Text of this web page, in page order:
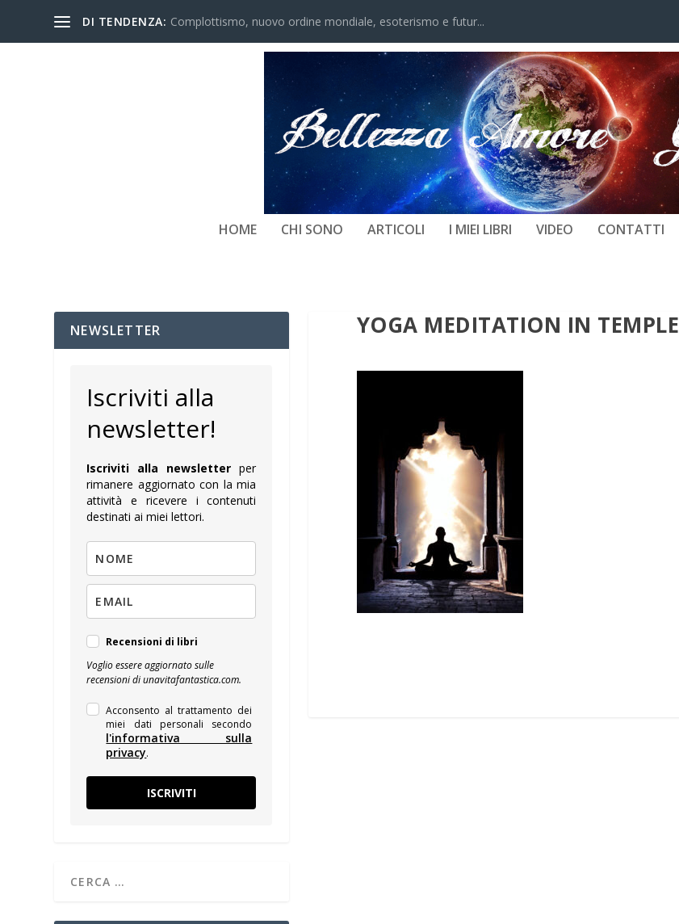
DI TENDENZA: Complottismo, nuovo ordine mondiale, esoterismo e futur...
HOME CHI SONO ARTICOLI I MIEI LIBRI VIDEO CONTATTI
YOGA MEDITATION IN TEMPLE
NEWSLETTER
Iscriviti alla
newsletter!
Iscriviti alla newsletter per
rimanere aggiornato con la mia
attività e ricevere i contenuti
destinati ai miei lettori.
Recensioni di libri
Voglio essere aggiornato sulle
recensioni di unavitafantastica.com.
Acconsento al trattamento dei
miei dati personali secondo
l'informativa sulla
privacy.
ISCRIVITI